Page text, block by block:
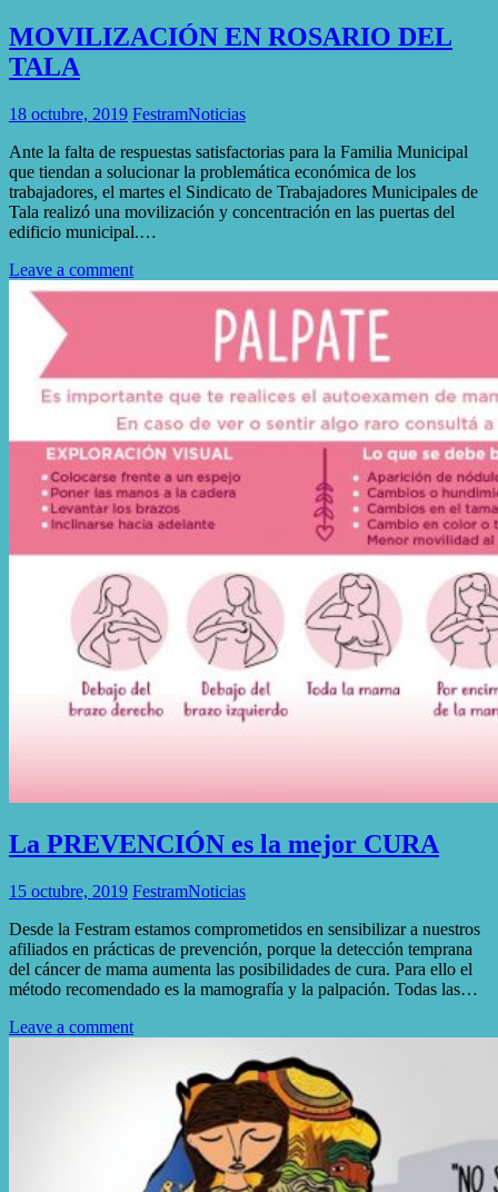
MOVILIZACIÓN EN ROSARIO DEL
TALA
18 octubre, 2019 FestramNoticias
Ante la falta de respuestas satisfactorias para la Familia Municipal
que tiendan a solucionar la problemática económica de los
trabajadores, el martes el Sindicato de Trabajadores Municipales de
Tala realizó una movilización y concentración en las puertas del
edificio municipal.…
Leave a comment
La PREVENCIÓN es la mejor CURA
15 octubre, 2019 FestramNoticias
Desde la Festram estamos comprometidos en sensibilizar a nuestros
afiliados en prácticas de prevención, porque la detección temprana
del cáncer de mama aumenta las posibilidades de cura. Para ello el
método recomendado es la mamografía y la palpación. Todas las…
Leave a comment